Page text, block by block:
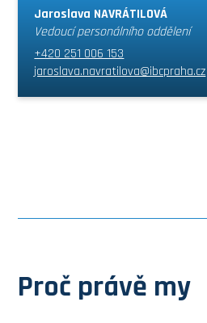
Jaroslava NAVRÁTILOVÁ
Vedoucí personálního oddělení
+420 251 006 153
jaroslava.navratilova@ibcpraha.cz
Proč právě my